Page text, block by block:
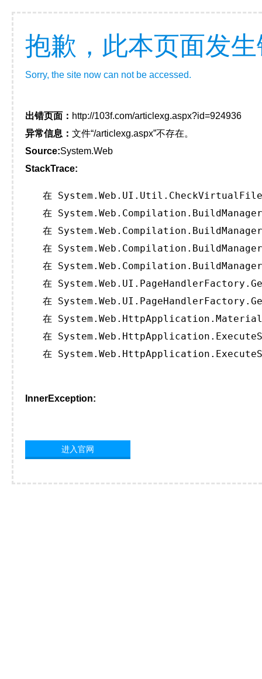
抱歉，此本页面发
Sorry, the site now can not be accessed.
出错页面： http://103f.com/articlexg.aspx?id=924936
异常信息： 文件“/articlexg.aspx”不存在。
Source:System.Web
StackTrace:
在
在
在
在
在
在
在
在
在
在
InnerException:
进入官网